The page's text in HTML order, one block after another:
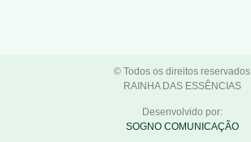
© Todos os direitos reservados
RAINHA DAS ESSÊNCIAS
Desenvolvido por:
SOGNO COMUNICAÇÃO